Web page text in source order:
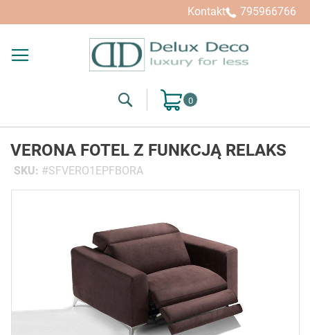
Kontakt 795966766
SearchMój koszyk
VERONA FOTEL Z FUNKCJĄ RELAKS
SKU
SFVERO1EPFBORA